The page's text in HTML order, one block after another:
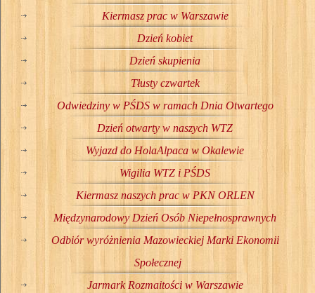
Kiermasz prac w Warszawie
Dzień kobiet
Dzień skupienia
Tłusty czwartek
Odwiedziny w PŚDS w ramach Dnia Otwartego
Dzień otwarty w naszych WTZ
Wyjazd do HolaAlpaca w Okalewie
Wigilia WTZ i PŚDS
Kiermasz naszych prac w PKN ORLEN
Międzynarodowy Dzień Osób Niepełnosprawnych
Odbiór wyróżnienia Mazowieckiej Marki Ekonomii
Społecznej
Jarmark Rozmaitości w Warszawie